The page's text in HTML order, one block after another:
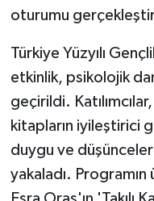
oturumu
Türkiye Yüzyılı
etkinlik, psikolojik
geçirildi.
kitapların iyileştirici
duygu ve
yakaladı.